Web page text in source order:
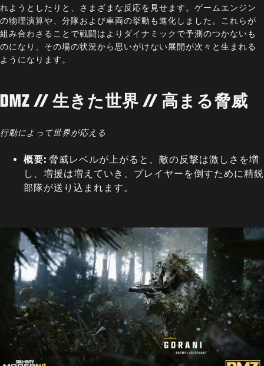
れようとしたりと、さまざまな反応を見せます。ゲームエンジン
の物理演算や、分隊および車両の挙動も進化しました。これらが
組み合わさることで戦闘はよりダイナミックで予測のつかないも
のになり、その場の状況から思いがけない展開が次々と生まれる
ようになります。
DMZ // 生きた世界 // 高まる脅威
行動によって世界が応える
概要: 脅威レベルが上がると、敵の反撃は激しさを増
し、増援は増えていき、プレイヤーを倒すために精鋭
部隊が送り込まれます。